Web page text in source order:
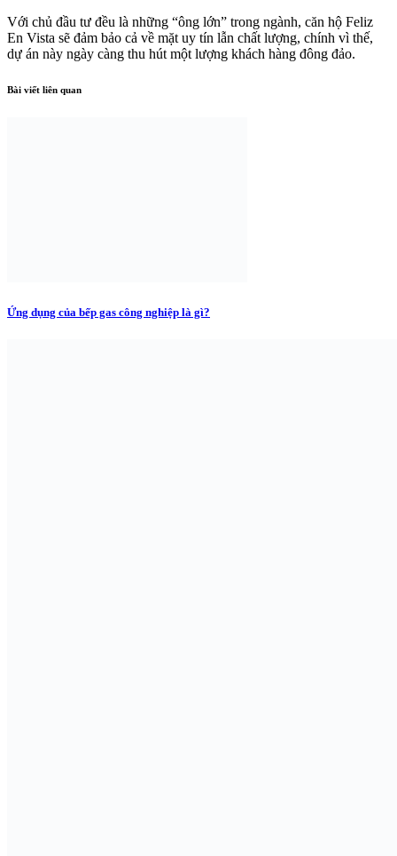
Với chủ đầu tư đều là những “ông lớn” trong ngành, căn hộ Feliz
En Vista sẽ đảm bảo cả về mặt uy tín lẫn chất lượng, chính vì thế,
dự án này ngày càng thu hút một lượng khách hàng đông đảo.
Bài viết liên quan
Ứng dụng của bếp gas công nghiệp là gì?